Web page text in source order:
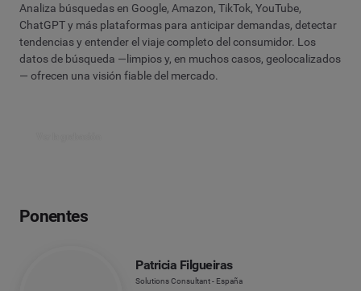
Analiza búsquedas en Google, Amazon, TikTok, YouTube,
ChatGPT y más plataformas para anticipar demandas, detectar
tendencias y entender el viaje completo del consumidor. Los
datos de búsqueda —limpios y, en muchos casos, geolocalizados
— ofrecen una visión fiable del mercado.
Ponentes
Patricia Filgueiras
Solutions Consultant - España